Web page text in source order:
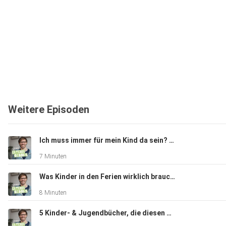
Weitere Episoden
Ich muss immer für mein Kind da sein? – Die Falle der ständigen Verfügbarkeit
7 Minuten
Was Kinder in den Ferien wirklich brauchen – und Eltern oft übersehen
8 Minuten
5 Kinder- & Jugendbücher, die diesen Sommer bleiben – Lesetipps